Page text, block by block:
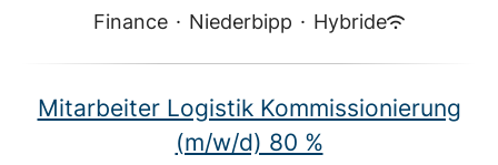
Finance · Niederbipp · Hybride
Mitarbeiter Logistik Kommissionierung
(m/w/d) 80 %